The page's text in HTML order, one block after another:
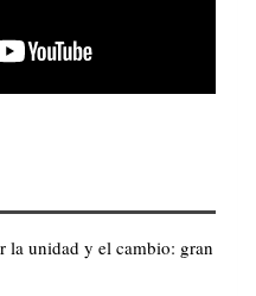
la unidad y el cambio: gran